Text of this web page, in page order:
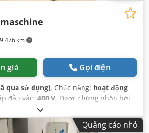
9.476 km
giá Gọi điện
qua sử dụng), Chức năng: hoạt động
đầu vào: 400 V, Được chứng nhận bởi
, trọng lượng tổng cộng:
ba pha, tần số đầu vào:50 Hz, năm đại
Quảng cáo nhỏ